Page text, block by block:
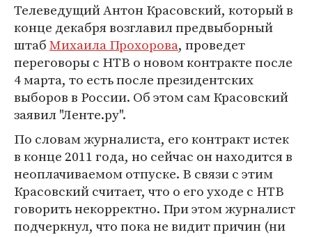
Телеведущий Антон Красовский, который в
конце декабря возглавил предвыборный
штабМихаила Прохорова, проведет
переговоры с НТВ о новом контракте после
4 марта, то есть после президентских
выборов в России. Об этом сам Красовский
заявил "Ленте.ру".
По словам журналиста, его контракт истек
в конце 2011 года, но сейчас он находится в
неоплачиваемом отпуске. В связи с этим
Красовский считает, что о его уходе с НТВ
говорить некорректно. При этом журналист
подчеркнул, что пока не видит причин (ни